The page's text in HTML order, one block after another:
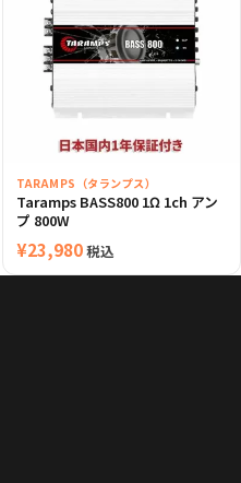
TARAMPS（タランプス）
Taramps BASS800 1Ω 1ch アン
プ 800W
¥23,980税込